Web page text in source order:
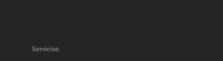
Servicios